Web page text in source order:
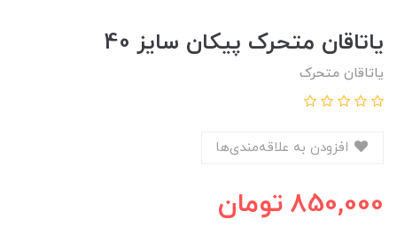
ياتاقان متحرک پيکان سايز 40
یاتاقان متحرک
850,000 تومان